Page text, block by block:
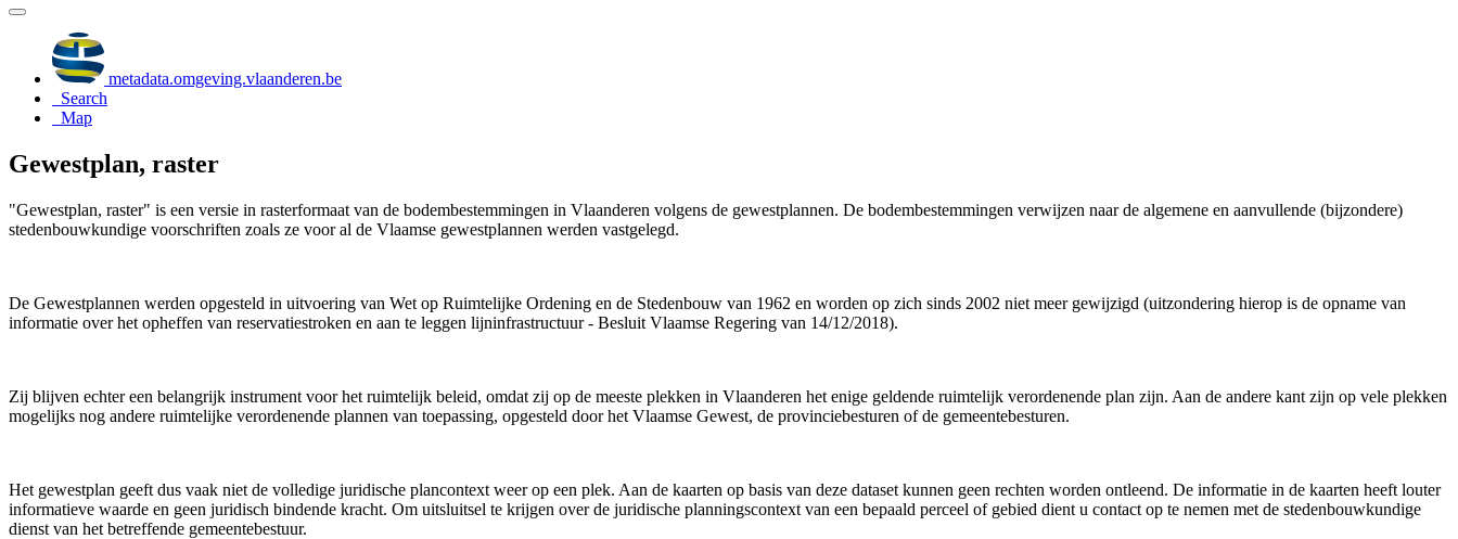
metadata.omgeving.vlaanderen.be
Search
Map
Gewestplan, raster
"Gewestplan, raster" is een versie in rasterformaat van de bodembestemmingen in Vlaanderen volgens de gewestplannen. De bodembestemmingen verwijzen naar de algemene en aanvullende (bijzondere)
stedenbouwkundige voorschriften zoals ze voor al de Vlaamse gewestplannen werden vastgelegd.
De Gewestplannen werden opgesteld in uitvoering van Wet op Ruimtelijke Ordening en de Stedenbouw van 1962 en worden op zich sinds 2002 niet meer gewijzigd (uitzondering hierop is de opname van
informatie over het opheffen van reservatiestroken en aan te leggen lijninfrastructuur - Besluit Vlaamse Regering van 14/12/2018).
Zij blijven echter een belangrijk instrument voor het ruimtelijk beleid, omdat zij op de meeste plekken in Vlaanderen het enige geldende ruimtelijk verordenende plan zijn. Aan de andere kant zijn op vele plekken
mogelijks nog andere ruimtelijke verordenende plannen van toepassing, opgesteld door het Vlaamse Gewest, de provinciebesturen of de gemeentebesturen.
Het gewestplan geeft dus vaak niet de volledige juridische plancontext weer op een plek. Aan de kaarten op basis van deze dataset kunnen geen rechten worden ontleend. De informatie in de kaarten heeft louter
informatieve waarde en geen juridisch bindende kracht. Om uitsluitsel te krijgen over de juridische planningscontext van een bepaald perceel of gebied dient u contact op te nemen met de stedenbouwkundige
dienst van het betreffende gemeentebestuur.